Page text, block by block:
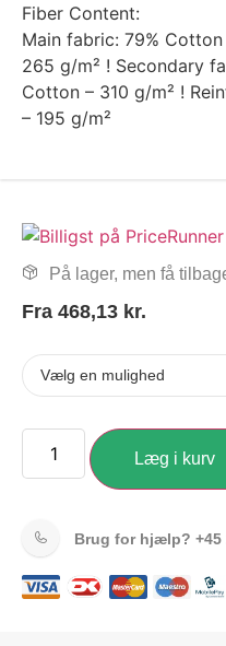
Fiber Content:
Main fabric: 79% Cotton
265 g/m² ! Secondary
Cotton – 310 g/m² !
– 195 g/m²
På lager, men få
Fra 468,13 kr.
Læg i kurv
Brug for hjælp? +45